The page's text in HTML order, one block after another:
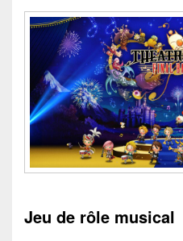
Jeu de rôle musical